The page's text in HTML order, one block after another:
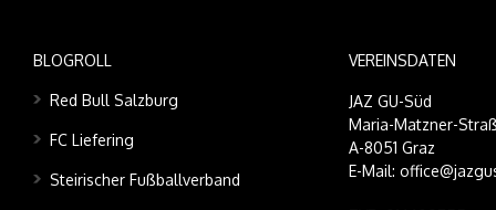
BLOGROLL
Red Bull Salzburg
FC Liefering
Steirischer Fußballverband
VEREINSDATEN
JAZ GU-Süd
Maria-Matzner-
A-8051 Graz
E-Mail: